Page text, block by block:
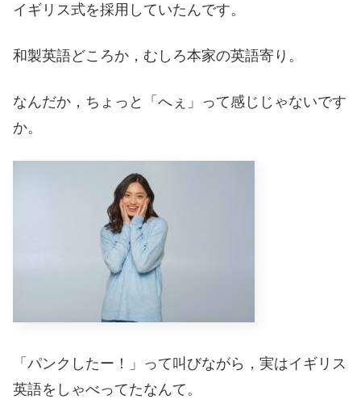
イギリス式を採用していたんです。
和製英語どころか，むしろ本家の英語寄り。
なんだか，ちょっと「へぇ」って感じじゃないです
か。
「パンクしたー！」って叫びながら，実はイギリス
英語をしゃべってたなんて。